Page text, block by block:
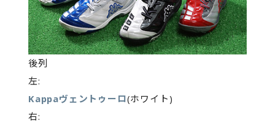
後列
左:
Kappaヴェントゥーロ(ホワイト)
右: